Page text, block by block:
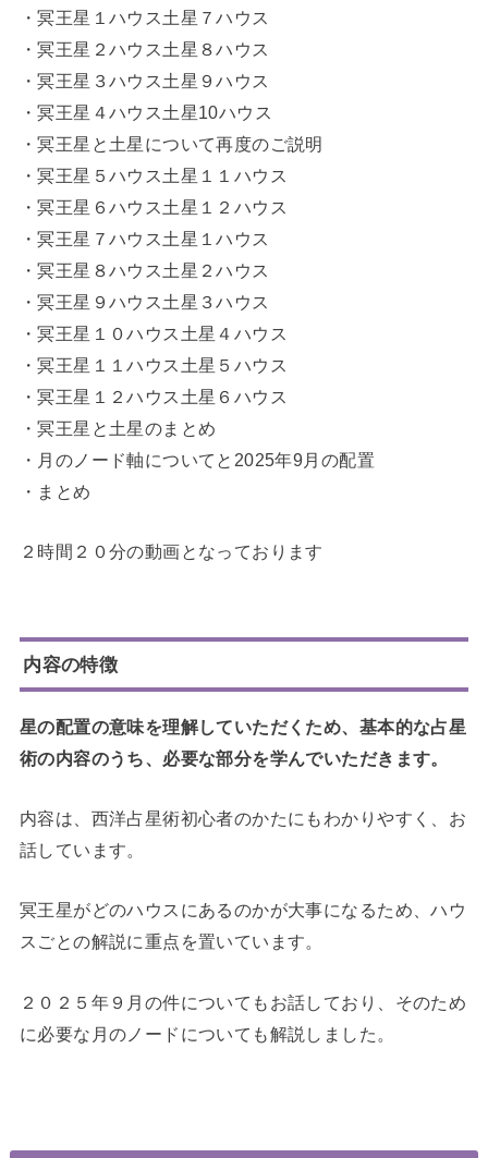
・冥王星１ハウス土星７ハウス
・冥王星２ハウス土星８ハウス
・冥王星３ハウス土星９ハウス
・冥王星４ハウス土星10ハウス
・冥王星と土星について再度のご説明
・冥王星５ハウス土星１１ハウス
・冥王星６ハウス土星１２ハウス
・冥王星７ハウス土星１ハウス
・冥王星８ハウス土星２ハウス
・冥王星９ハウス土星３ハウス
・冥王星１０ハウス土星４ハウス
・冥王星１１ハウス土星５ハウス
・冥王星１２ハウス土星６ハウス
・冥王星と土星のまとめ
・月のノード軸についてと2025年9月の配置
・まとめ
２時間２０分の動画となっております
内容の特徴
星の配置の意味を理解していただくため、基本的な占星
術の内容のうち、必要な部分を学んでいただきます。
内容は、西洋占星術初心者のかたにもわかりやすく、お
話しています。
冥王星がどのハウスにあるのかが大事になるため、ハウ
スごとの解説に重点を置いています。
２０２５年９月の件についてもお話しており、そのため
に必要な月のノードについても解説しました。